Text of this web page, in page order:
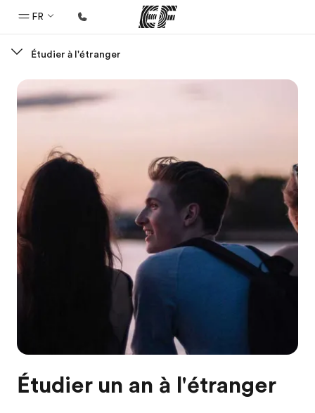
FR
Bienvenue chez EF
Programmes
Bureaux
Trouver un bureau
A propos de nous
Qui sommes-nous ?
EF recrute
Étudier à l'étranger
Étudier un an à l'étranger